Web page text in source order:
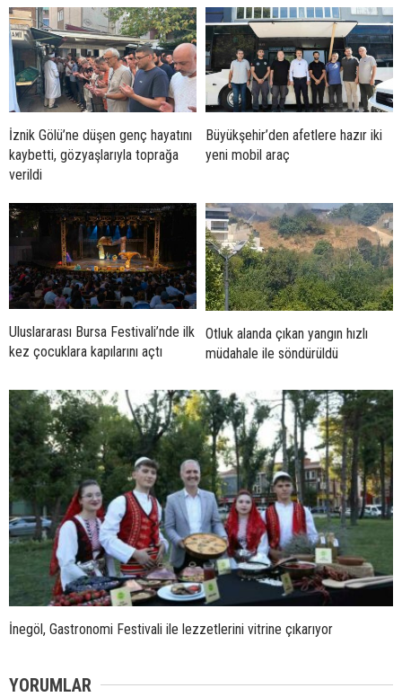
İznik Gölü’ne düşen genç hayatını
kaybetti, gözyaşlarıyla toprağa
verildi
Büyükşehir’den afetlere hazır iki
yeni mobil araç
Uluslararası Bursa Festivali’nde ilk
kez çocuklara kapılarını açtı
Otluk alanda çıkan yangın hızlı
müdahale ile söndürüldü
İnegöl, Gastronomi Festivali ile lezzetlerini vitrine çıkarıyor
YORUMLAR